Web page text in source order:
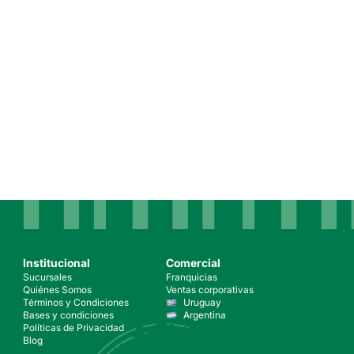
Institucional
Sucursales
Quiénes Somos
Términos y Condiciones
Bases y condiciones
Políticas de Privacidad
Blog
Comercial
Franquicias
Ventas corporativas
Uruguay
Argentina